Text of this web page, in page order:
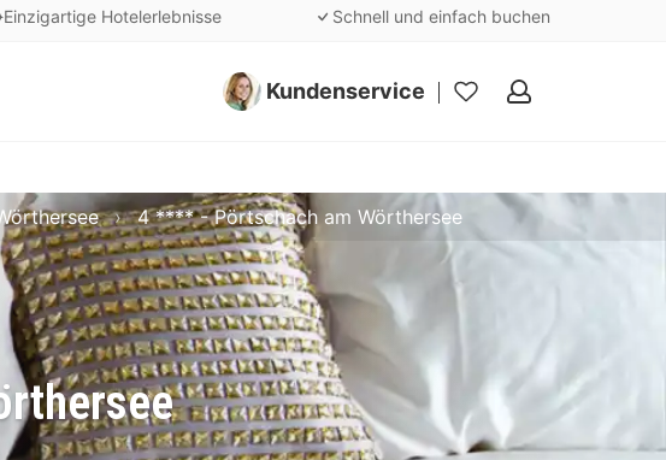
Einzigartige Hotelerlebnisse Schnell und einfach buchen
Kundenservice
Meine
4 **** - Pörtschach am Wörthersee